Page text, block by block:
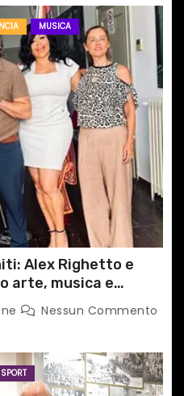
MUSICA
Alex Righetto e
arte, musica e
progettoNessun Commento
SPORT